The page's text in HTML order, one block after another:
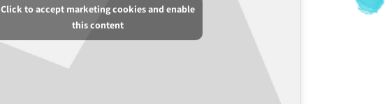
Click to accept marketing cookies and enable
this content